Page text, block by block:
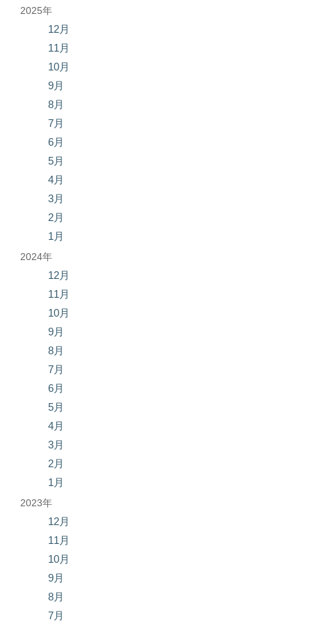
2025年
12月
11月
10月
9月
8月
7月
6月
5月
4月
3月
2月
1月
2024年
12月
11月
10月
9月
8月
7月
6月
5月
4月
3月
2月
1月
2023年
12月
11月
10月
9月
8月
7月